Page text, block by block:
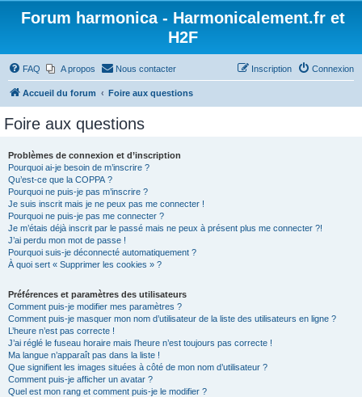
Forum harmonica - Harmonicalement.fr et
H2F
FAQ A propos Nous contacter Connexion
Inscription
Accueil du forum Foire aux questions
Foire aux questions
Problèmes de connexion et d’inscription
Pourquoi ai-je besoin de m’inscrire ?
Qu’est-ce que la COPPA ?
Pourquoi ne puis-je pas m’inscrire ?
Je suis inscrit mais je ne peux pas me connecter !
Pourquoi ne puis-je pas me connecter ?
Je m’étais déjà inscrit par le passé mais ne peux à présent plus me connecter ?!
J’ai perdu mon mot de passe !
Pourquoi suis-je déconnecté automatiquement ?
À quoi sert « Supprimer les cookies » ?
Préférences et paramètres des utilisateurs
Comment puis-je modifier mes paramètres ?
Comment puis-je masquer mon nom d’utilisateur de la liste des utilisateurs en ligne ?
L’heure n’est pas correcte !
J’ai réglé le fuseau horaire mais l’heure n’est toujours pas correcte !
Ma langue n’apparaît pas dans la liste !
Que signifient les images situées à côté de mon nom d’utilisateur ?
Comment puis-je afficher un avatar ?
Quel est mon rang et comment puis-je le modifier ?